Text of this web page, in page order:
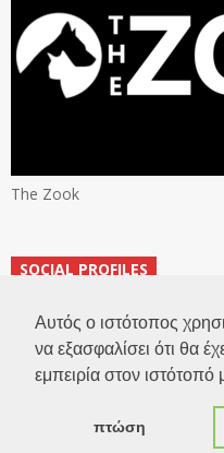
Αυτός ο ιστότοπος
να εξασφαλίσει ότι θα
εμπειρία στον ιστότοπό
πτώση
The Zook
SOCIAL PROFILES